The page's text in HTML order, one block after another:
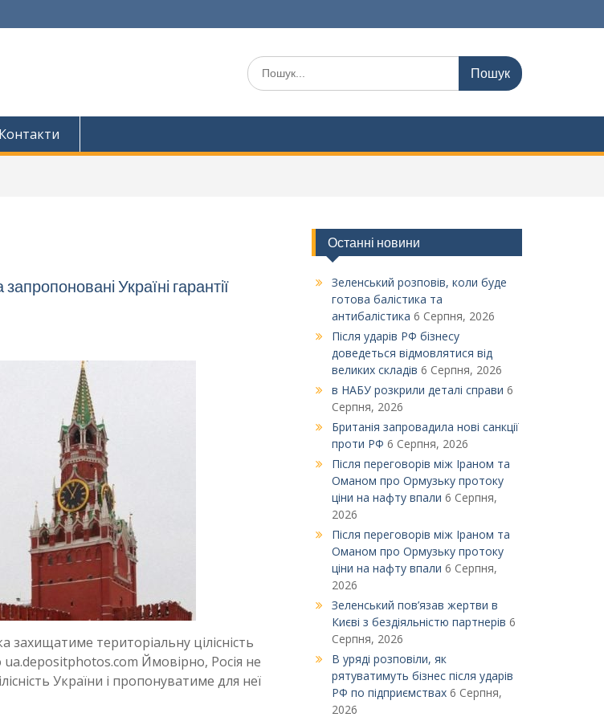
Шукати:
Контакти
Україні гарантії
територіальну цілісність
Ймовірно, Росія не
України і пропонуватиме для неї
Останні новини
Зеленський розповів, коли буде
готова балістика та
антибалістика 6 Серпня, 2026
Після ударів РФ бізнесу
доведеться відмовлятися від
великих складів 6 Серпня, 2026
в НАБУ розкрили деталі справи 6
Серпня, 2026
Британія запровадила нові санкції
проти РФ 6 Серпня, 2026
Після переговорів між Іраном та
Оманом про Ормузьку протоку
ціни на нафту впали 6 Серпня,
2026
Після переговорів між Іраном та
Оманом про Ормузьку протоку
ціни на нафту впали 6 Серпня,
2026
Зеленський пов’язав жертви в
Києві з бездіяльністю партнерів 6
Серпня, 2026
В уряді розповіли, як
рятуватимуть бізнес після ударів
РФ по підприємствах 6 Серпня,
2026